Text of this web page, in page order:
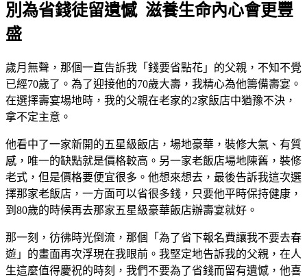
別為省錢徒留遺憾 滋養生命內心會更豐
盛
歲月無聲，那個一直告訴我「錢要省點花」的父親，不知不覺
已經70歲了。為了迎接他的70歲大壽，我精心為他籌備壽宴。
在選擇壽宴場地時，我的父親在老家的2家飯店中猶豫不決，
拿不定主意。
他看中了一家新開的五星級飯店，場地豪華，裝修大氣、有質
感，唯一的缺點就是價格較高。另一家老飯店場地陳舊，裝修
老式，但是價格要便宜很多。他想來想去，最後告訴我這次選
擇那家老飯店，一方面可以省很多錢，只要他平時保持健康，
到80歲的時候再去那家五星級豪華飯店辦壽宴就好。
那一刻，彷彿時光倒流，那個「為了省下報名費讓我不要去春
遊」的畫面再次浮現在我眼前。我堅定地告訴我的父親，在人
生這麼值得慶祝的時刻，我們不要為了省錢而留有遺憾，他喜